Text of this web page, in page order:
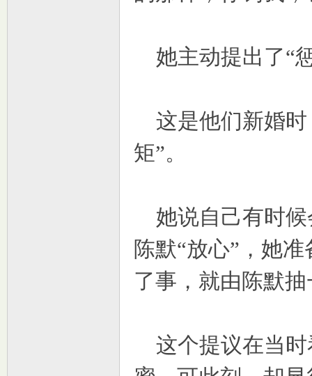
她主动提出了“
这是他们新婚时
矩”。
她说自己有时候
陈默“放心”，她
了事，就由陈默
这个提议在当时